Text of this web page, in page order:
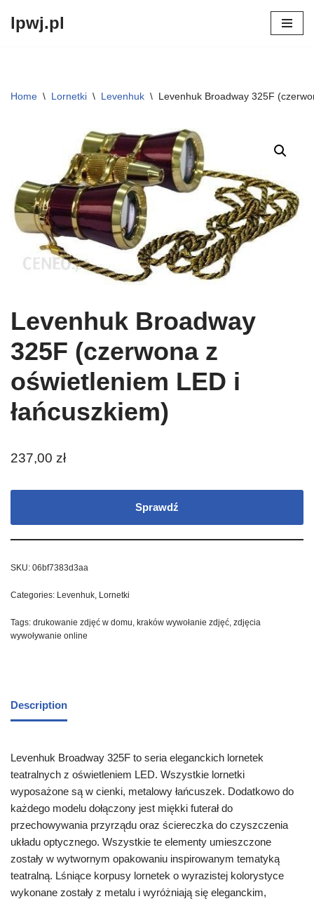
lpwj.pl
Home \ Lornetki \ Levenhuk \ Levenhuk Broadway 325F
Levenhuk Broadway
325F (czerwona z
oświetleniem LED i
łańcuszkiem)
237,00 zł
Sprawdź
SKU: 06bf7383d3aa
Categories: Levenhuk, Lornetki
Tags: drukowanie zdjęć w domu, kraków wywołanie zdjęć, zdjęcia
wywoływanie online
Description
Levenhuk Broadway 325F to seria eleganckich lornetek
teatralnych z oświetleniem LED. Wszystkie lornetki
wyposażone są w cienki, metalowy łańcuszek. Dodatkowo do
każdego modelu dołączony jest miękki futerał do
przechowywania przyrządu oraz ściereczka do czyszczenia
układu optycznego. Wszystkie te elementy umieszczone
zostały w wytwornym opakowaniu inspirowanym tematyką
teatralną. Lśniące korpusy lornetek o wyrazistej kolorystyce
wykonane zostały z metalu i wyróżniają się eleganckim,